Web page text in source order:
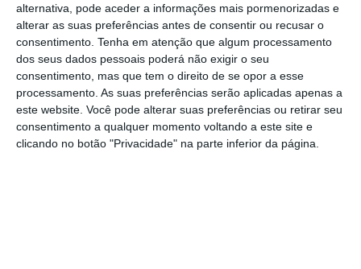
alternativa, pode aceder a informações mais pormenorizadas e
alterar as suas preferências antes de consentir ou recusar o
consentimento. Tenha em atenção que algum processamento
dos seus dados pessoais poderá não exigir o seu
consentimento, mas que tem o direito de se opor a esse
processamento. As suas preferências serão aplicadas apenas a
este website. Você pode alterar suas preferências ou retirar seu
consentimento a qualquer momento voltando a este site e
clicando no botão "Privacidade" na parte inferior da página.
Plataformas como a Uber já foram multadas 853
Ler Mais
“Preocupamo-nos com a mobilidade enquanto
conceito geral”, sublinhou o responsável à